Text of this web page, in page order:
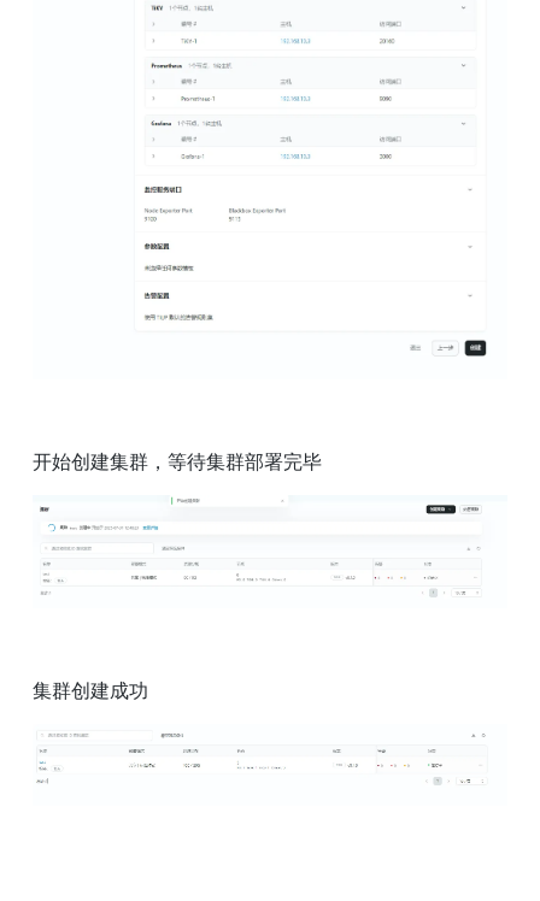
开始创建集群，等待集群部署完毕
集群创建成功